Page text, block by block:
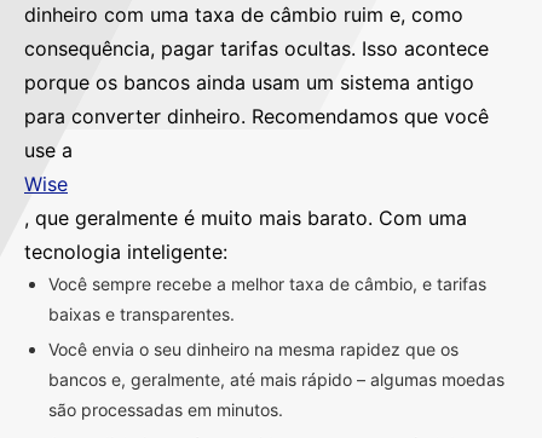
dinheiro com uma taxa de câmbio ruim e, como
consequência, pagar tarifas ocultas. Isso acontece
porque os bancos ainda usam um sistema antigo
para converter dinheiro. Recomendamos que você
use a
Wise
, que geralmente é muito mais barato. Com uma
tecnologia inteligente:
Você sempre recebe a melhor taxa de câmbio, e tarifas
baixas e transparentes.
Você envia o seu dinheiro na mesma rapidez que os
bancos e, geralmente, até mais rápido – algumas moedas
são processadas em minutos.